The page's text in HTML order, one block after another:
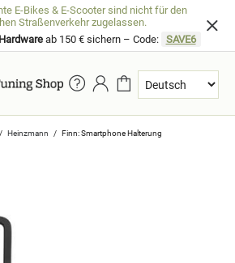
E-Bikes & E-Scooter sind nicht für den
Straßenverkehr zugelassen.
ab 150 € sichern – Code: SAVE6
Heinzmann Finn: Smartphone Halterung